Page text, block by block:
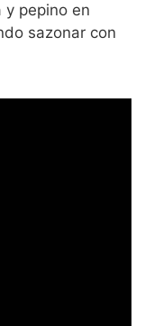
pepino en
sazonar con